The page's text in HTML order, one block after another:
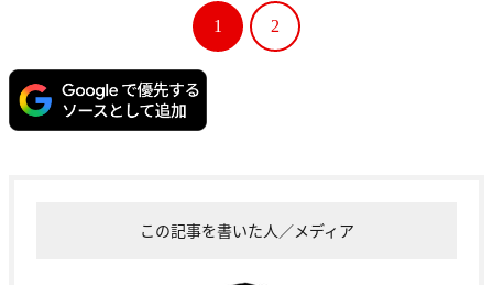
1 2
この記事を書いた人／メディア